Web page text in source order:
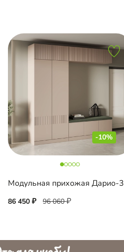
-10%
Модульная прихожая Дарио-3
86 450 96 060